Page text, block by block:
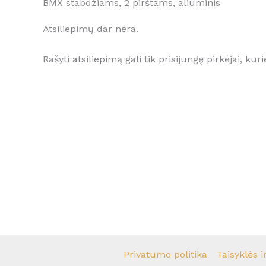
BMX stabdžiams, 2 pirštams, aliuminis
Atsiliepimų dar nėra.
Rašyti atsiliepimą gali tik prisijungę pirkėjai,
Privatumo politika Taisyklės